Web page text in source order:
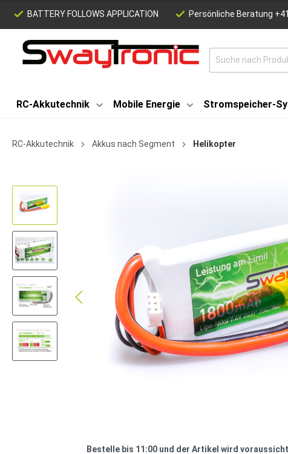
BATTERY FOLLOWS APPLICATION Persönliche Beratung
RC-Akkutechnik Mobile Energie Stromspeicher-
RC-Akkutechnik Akkus nach Segment Helikopter
Bestelle bis 11:00 und der Artikel wird